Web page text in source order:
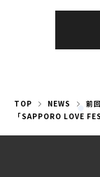
TOP NEWS
前
「SAPPORO LOVE